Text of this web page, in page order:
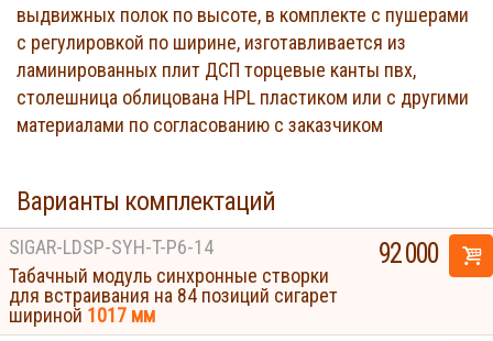
выдвижных полок по высоте, в комплекте с пушерами
с регулировкой по ширине, изготавливается из
ламинированных плит ДСП торцевые канты пвх,
столешница облицована HPL пластиком или с другими
материалами по согласованию с заказчиком
Варианты комплектаций
SIGAR-LDSP-SYH-T-P6-14
Табачный модуль синхронные створки
для встраивания на 84 позиций сигарет
шириной 1017 мм
92 000